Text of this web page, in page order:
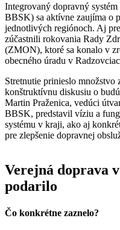
Integrovaný dopravný
BBSK) sa aktívne zaujíma o
jednotlivých regiónoch. Aj
zúčastnili rokovania Rady
(ZMON), ktoré sa konalo v
obecného úradu v
Stretnutie prinieslo
konštruktívnu diskusiu o
Martin Praženica, vedúci
BBSK, predstavil víziu a
systému v kraji, ako aj
pre zlepšenie dopravnej
Verejná doprava
podarilo
Čo konkrétne zaznelo?